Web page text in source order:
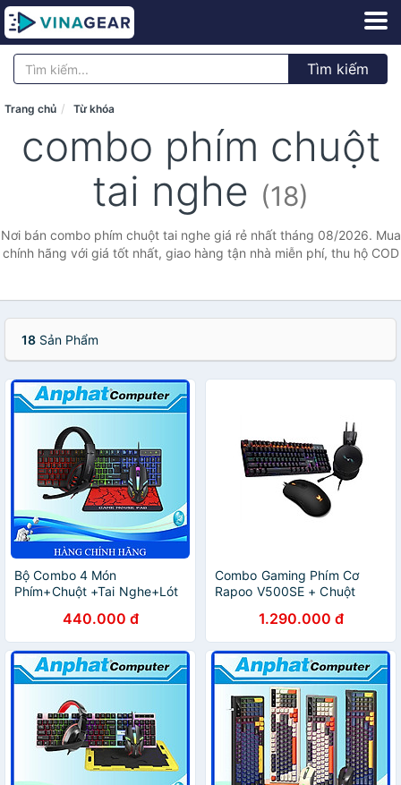
Tìm kiếm
Trang chủ Từ khóa
combo phím chuột
tai nghe (18)
Nơi bán combo phím chuột tai nghe giá rẻ nhất tháng 08/2026. Mua
chính hãng với giá tốt nhất, giao hàng tận nhà miễn phí, thu hộ COD
18 Sản Phẩm
Bộ Combo 4 Món
Phím+Chuột +Tai Nghe+Lót
Chính Hãng440.000 đ
Combo Gaming Phím Cơ
Rapoo V500SE + Chuột
Rapoo VH310 - Hàng Chính
Hãng
1.290.000 đ